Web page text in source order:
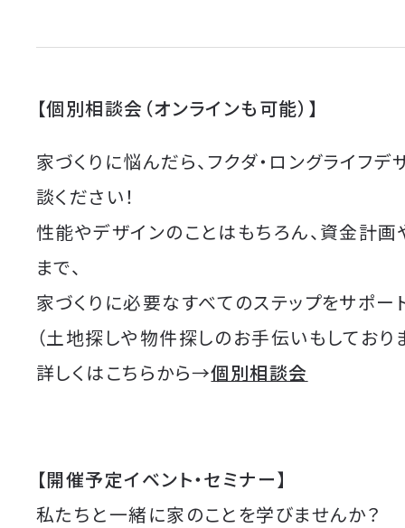
【個別相談会（オンラインも可能）】
家づくりに悩んだら、フクダ・ロングライフ
談ください！
性能やデザインのことはもちろん、資金計
まで、
家づくりに必要なすべてのステップをサポー
（土地探しや物件探しのお手伝いもしており
詳しくはこちらから→個別相談会
【開催予定イベント・セミナー】
私たちと一緒に家のことを学びませんか？